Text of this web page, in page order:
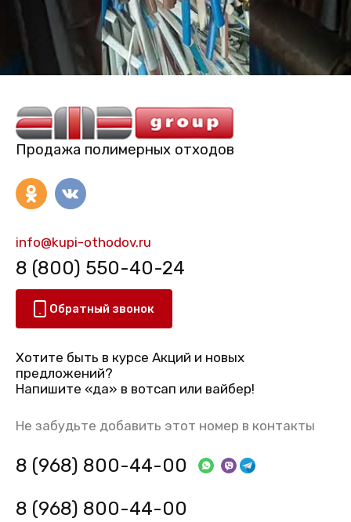
Продажа полимерных отходов
info@kupi-othodov.ru
8 (800) 550-40-24
Обратный звонок
Хотите быть в курсе Акций и новых
предложений?
Напишите «да» в вотсап или вайбер!
Не забудьте добавить этот номер в контакты
8 (968) 800-44-00
8 (968) 800-44-00